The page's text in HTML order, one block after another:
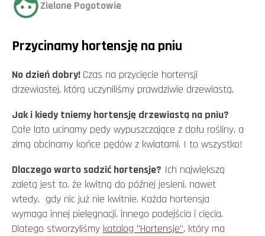
Zielone Pogotowie
Przycinamy hortensję na pniu
No dzień dobry! Czas na przycięcie hortensji
drzewiastej, którą uczyniliśmy prawdziwie drzewiastą.
Jak i kiedy tniemy hortensję drzewiastą na pniu?
Całe lato ucinamy pędy wypuszczające z dołu rośliny, a
zimą obcinamy końce pędów z kwiatami. I to wszystko!
Dlaczego warto sadzić hortensje? Ich największą
zaletą jest to, że kwitną do późnej jesieni, nawet
wtedy, gdy nic już nie kwitnie. Każda hortensja
wymaga innej pielęgnacji, innego podejścia i cięcia.
Dlatego stworzyliśmy katalog "Hortensje", który ma